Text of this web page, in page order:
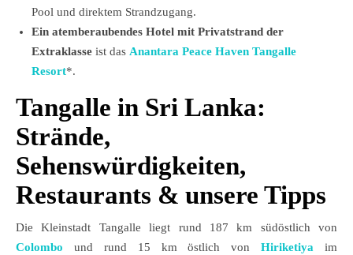
Pool und direktem Strandzugang.
Ein atemberaubendes Hotel mit Privatstrand der
Extraklasse ist das Anantara Peace Haven Tangalle
Resort*.
Tangalle in Sri Lanka:
Strände,
Sehenswürdigkeiten,
Restaurants & unsere Tipps
Die Kleinstadt Tangalle liegt rund 187 km südöstlich von
Colombo und rund 15 km östlich vonHiriketiya im